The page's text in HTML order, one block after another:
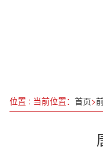
位置 : 当前位置： 首页>